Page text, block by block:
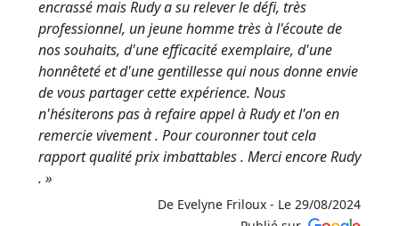
encrassé mais Rudy a su relever le défi, très
professionnel, un jeune homme très à l'écoute de
nos souhaits, d'une efficacité exemplaire, d'une
honnêteté et d'une gentillesse qui nous donne envie
de vous partager cette expérience. Nous
n'hésiterons pas à refaire appel à Rudy et l'on en
remercie vivement . Pour couronner tout cela
rapport qualité prix imbattables . Merci encore Rudy
. »
De Evelyne Friloux - Le 29/08/2024